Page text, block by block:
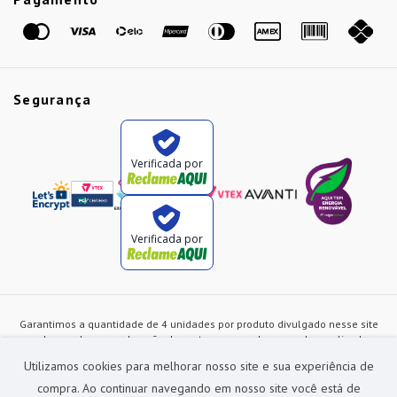
Utilizamos cookies para melhorar nosso site e sua experiência de
compra. Ao continuar navegando em nosso site você está de
Segurança
Verificada por
Verificada por
Garantimos a quantidade de 4 unidades por produto divulgado nesse site
ou de acordo com a duração dos estoques, sendo as vendas realizadas
alterados a qualquer instante sem prévia comunicação e são exclusivos
para a loja virtual, não restando nenhuma obrigação de prática similar nas